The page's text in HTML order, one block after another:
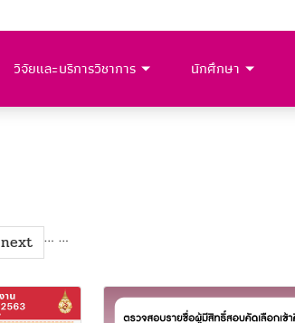
วิจัยและบริการวิชาการ นักศึกษา
… …
next